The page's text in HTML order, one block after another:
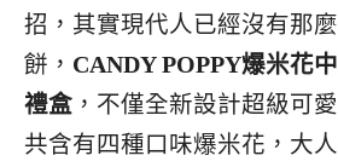
招，其實現代人已經沒有那
餅， CANDY POPPY爆米花
禮盒 ，不僅全新設計超級可
共含有四種口味爆米花，大